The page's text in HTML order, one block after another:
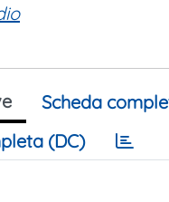
Scheda
(DC)